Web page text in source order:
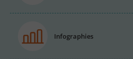
Infographies